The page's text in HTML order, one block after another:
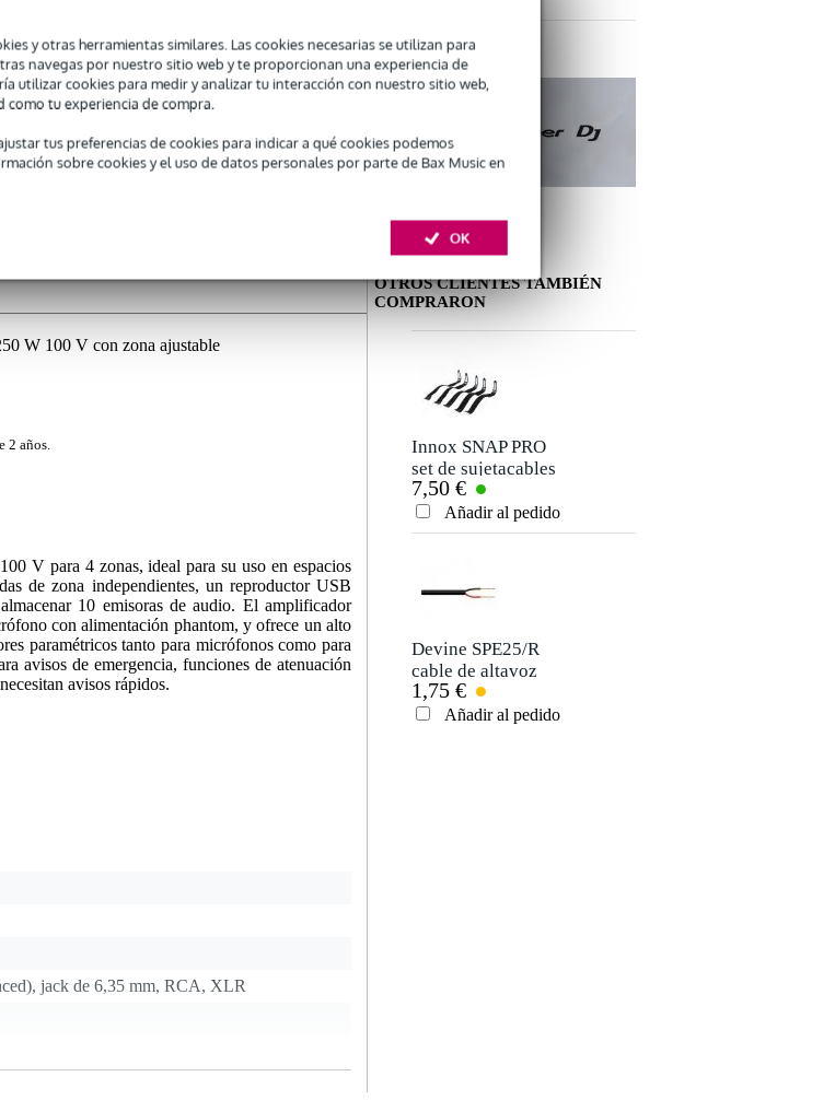
y otras herramientas similares. Las cookies necesarias se utilizan para
navegas por nuestro sitio web y te proporcionan una experiencia de
utilizar cookies para medir y analizar tu interacción con nuestro sitio web,
tu experiencia de compra.
tus preferencias de cookies para indicar a qué cookies podemos
sobre cookies y el uso de datos personales por parte de Bax Music en
OK
W 100 V con zona ajustable
2 años.
V para 4 zonas, ideal para su uso en espacios
de zona independientes, un reproductor USB
10 emisoras de audio. El amplificador
con alimentación phantom, y ofrece un alto
paramétricos tanto para micrófonos como para
avisos de emergencia, funciones de atenuación
avisos rápidos.
jack de 6,35 mm, RCA, XLR
Clasificación
Enviar
Aún no hay opiniones sobre este producto.
OTROS CLIENTES TAMBIÉN
COMPRARON
Innox SNAP PRO
set de sujetacables
(5 uds.)
7,50 €
Añadir al pedido
Devine SPE25/R
cable de altavoz
SPE25/R, 2x 2.5
mm2 por metro
1,75 €
Añadir al pedido